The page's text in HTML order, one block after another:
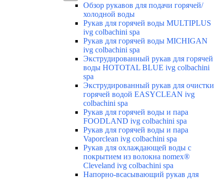
Обзор рукавов для подачи горячей/
холодной воды
Рукав для горячей воды MULTIPLUS
ivg colbachini spa
Рукав для горячей воды MICHIGAN
ivg colbachini spa
Экструдированный рукав для горячей
воды HOTOTAL BLUE ivg colbachini
spa
Экструдированный рукав для очистки
горячей водой EASYCLEAN ivg
colbachini spa
Рукав для горячей воды и пара
FOODLAND ivg colbachini spa
Рукав для горячей воды и пара
Vaporclean ivg colbachini spa
Рукав для охлаждающей воды с
покрытием из волокна nomex®
Cleveland ivg colbachini spa
Напорно-всасывающий рукав для